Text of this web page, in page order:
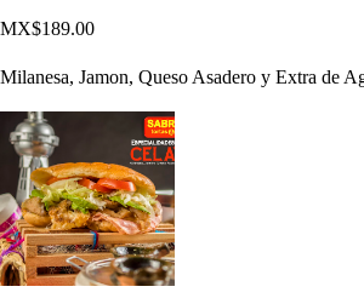
MX$189.00
Milanesa, Jamon, Queso Asadero y Extra de